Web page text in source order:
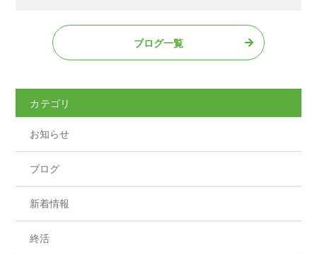
c
e
o
o
k
itt
er
e
ブログ一覧
カテゴリ
お知らせ
ブログ
新着情報
終活